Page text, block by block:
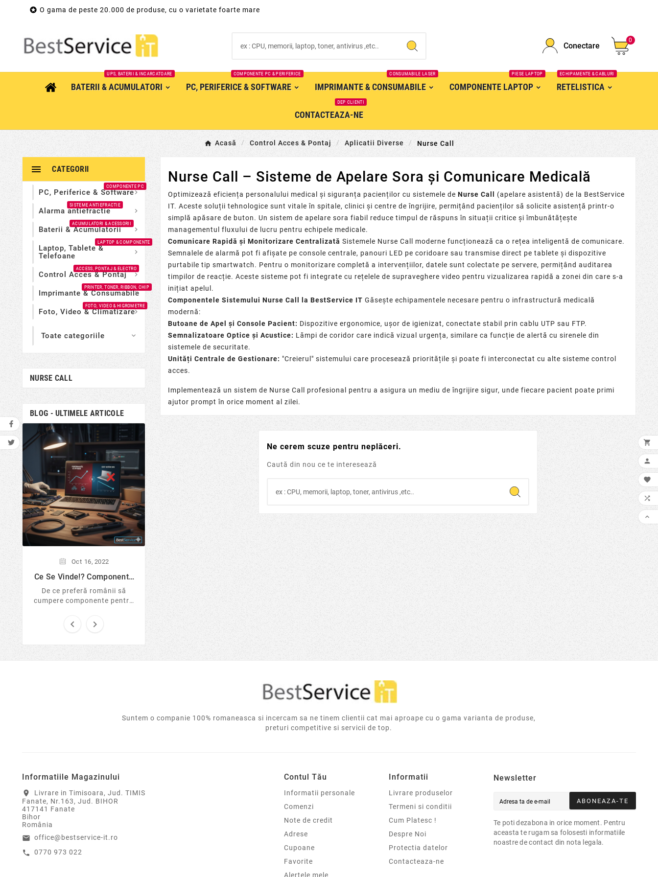
 O gama de peste 20.000 de produse, cu o varietate foarte mare
Conectare
0
BATERII & ACUMULATORI
UPS, BATERII & INCARCATOARE
PC, PERIFERICE & SOFTWARE
COMPONENTE PC & PERIFERICE
IMPRIMANTE & CONSUMABILE
CONSUMABILE LASER
COMPONENTE LAPTOP
PIESE LAPTOP
RETELISTICA
ECHIPAMENTE & CABLURI
CONTACTEAZA-NE
DEP CLIENTI
Acasă Control Acces & Pontaj Aplicatii Diverse Nurse Call
CATEGORII

PC, Periferice & Software
COMPONENTE PC

Alarma antiefractie
SISTEME ANTIEFRACTIE

Baterii & Acumulatorii
ACUMULATORI & ACESSORII

Laptop, Tablete &
Telefoane
LAPTOP & COMPONENTE

Control Acces & Pontaj
ACCESS, PONTAJ & ELECTRO

Imprimante & Consumabile
PRINTER, TONER, RIBBON, CHIP

Foto, Video & Climatizare
FOTO, VIDEO & HIGROMETRE

Toate categoriile 
NURSE CALL
BLOG - ULTIMELE ARTICOLE
Oct 16, 2022
Ce Se Vinde!? Componente
De ce preferă românii să
cumpere componente pentru
sisteme noi sigilate? Analizăm
tendințele pieței IT în 2026, ...
Ransomware Bad Rabbit
preventie a infectiei.
 
Nurse Call – Sisteme de Apelare Sora și Comunicare Medicală
Optimizează eficiența personalului medical și siguranța pacienților cu sistemele deNurse Call (apelare asistentă) de la BestService
IT. Aceste soluții tehnologice sunt vitale în spitale, clinici și centre de îngrijire, permițând pacienților să solicite asistență printr-o
simplă apăsare de buton. Un sistem de apelare sora fiabil reduce timpul de răspuns în situații critice și îmbunătățește
managementul fluxului de lucru pentru echipele medicale.
Comunicare Rapidă și Monitorizare Centralizată Sistemele Nurse Call moderne funcționează ca o rețea inteligentă de comunicare.
Semnalele de alarmă pot fi afișate pe console centrale, panouri LED pe coridoare sau transmise direct petablete și dispozitive
purtabile tipsmartwatch. Pentru o monitorizare completă a intervențiilor, datele sunt colectate peservere, permițând auditarea
timpilor de reacție. Aceste sisteme pot fi integrate cu rețelele desupraveghere video pentru vizualizarea rapidă a zonei din care s-a
inițiat apelul.
Componentele Sistemului Nurse Call la BestService IT Găsește echipamentele necesare pentru o infrastructură medicală
modernă:
Butoane de Apel și Console Pacient: Dispozitive ergonomice, ușor de igienizat, conectate stabil princablu UTP sau FTP.
Semnalizatoare Optice și Acustice: Lămpi de coridor care indică vizual urgența, similare ca funcție de alertă cusirenele din
sistemele de securitate.
Unități Centrale de Gestionare: "Creierul" sistemului care procesează prioritățile și poate fi interconectat cu altesisteme control
acces.
Implementează un sistem de Nurse Call profesional pentru a asigura un mediu de îngrijire sigur, unde fiecare pacient poate primi
ajutor prompt în orice moment al zilei.
Ne cerem scuze pentru neplăceri.
Caută din nou ce te interesează
Suntem o companie 100% romaneasca si incercam sa ne tinem clientii cat mai aproape cu o gama varianta de produse,
preturi competitive si servicii de top.
Informatiile Magazinului
location_on
Livrare in Timisoara, Jud. TIMIS
Fanate, Nr.163, Jud. BIHOR
417141 Fanate
Bihor
România
email office@bestservice-it.ro
call 0770 973 022
Contul Tău
Informatii personale
Comenzi
Note de credit
Adrese
Cupoane
Favorite
Alertele mele
Informatii
Livrare produselor
Termeni si conditii
Cum Platesc !
Despre Noi
Protectia datelor
Contacteaza-ne
Newsletter
ABONEAZA-TE
Te poti dezabona in orice moment. Pentru
aceasta te rugam sa folosesti informatiile
noastre de contact din nota legala.




